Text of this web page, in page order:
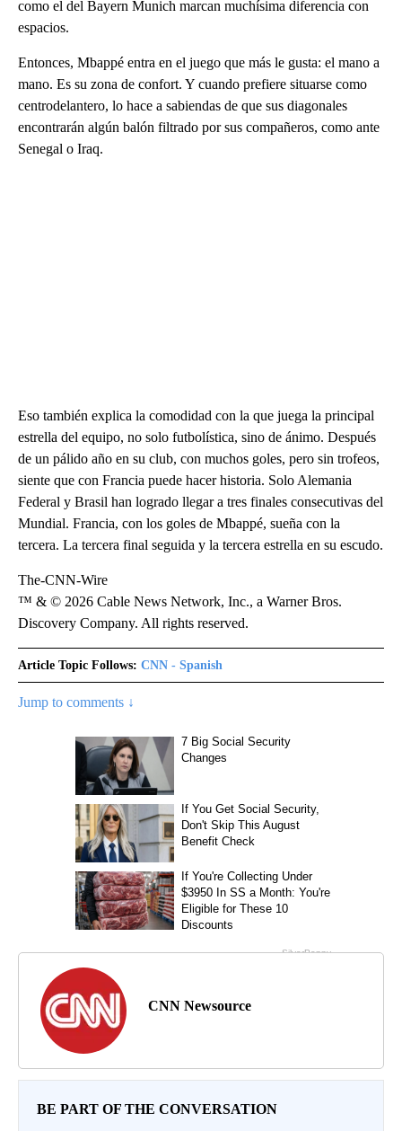
como el del Bayern Munich marcan muchísima diferencia con
espacios.
Entonces, Mbappé entra en el juego que más le gusta: el mano a
mano. Es su zona de confort. Y cuando prefiere situarse como
centrodelantero, lo hace a sabiendas de que sus diagonales
encontrarán algún balón filtrado por sus compañeros, como ante
Senegal o Iraq.
Eso también explica la comodidad con la que juega la principal
estrella del equipo, no solo futbolística, sino de ánimo. Después
de un pálido año en su club, con muchos goles, pero sin trofeos,
siente que con Francia puede hacer historia. Solo Alemania
Federal y Brasil han logrado llegar a tres finales consecutivas del
Mundial. Francia, con los goles de Mbappé, sueña con la
tercera. La tercera final seguida y la tercera estrella en su escudo.
The-CNN-Wire
™ & © 2026 Cable News Network, Inc., a Warner Bros.
Discovery Company. All rights reserved.
Article Topic Follows: CNN - Spanish
Jump to comments ↓
CNN Newsource
BE PART OF THE CONVERSATION